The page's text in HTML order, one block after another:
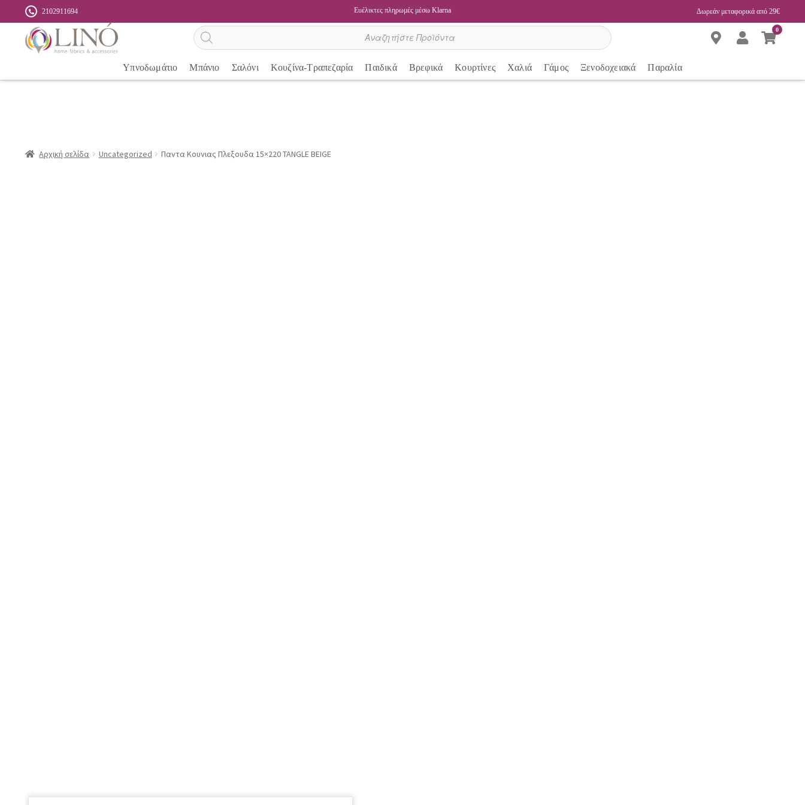
2102911694 Ευέλικτες πληρωμές μέσω Klarna Δωρεάν μεταφορικά από 29€
Αναζήτηση
προϊόντων
0
Υπνοδωμάτιο Μπάνιο Σαλόνι Κουζίνα-Τραπεζαρία Παιδικά Βρεφικά Κουρτίνες Χαλιά Γάμος Ξενοδοχειακά Παραλία
Αρχική σελίδα Uncategorized Παντα Κουνιας Πλεξουδα 15×220 TANGLE BEIGE